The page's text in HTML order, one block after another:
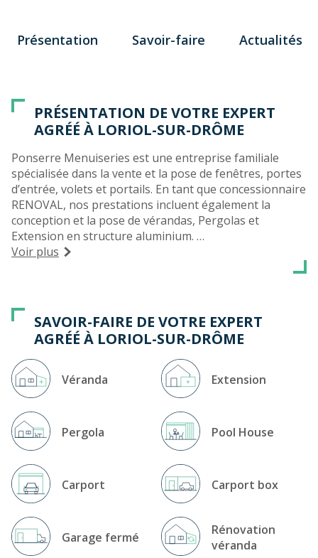
Présentation Savoir-faire Actualités
PRÉSENTATION DE VOTRE EXPERT
AGRÉÉ À LORIOL-SUR-DRÔME
Ponserre Menuiseries est une entreprise familiale
spécialisée dans la vente et la pose de fenêtres, portes
d’entrée, volets et portails. En tant que concessionnaire
RENOVAL, nos prestations incluent également la
conception et la pose de vérandas, Pergolas et
Extension en structure aluminium.
Depuis plus de 25 ans, nous vous accompagnons et
Rendez-vous dans nos showrooms à la sortie
d’autoroute de Loriol et à Montélimar. Nous vous
accueillerons pour discuter ensemble de votre projet et
vous présenter nos meilleures offres.
Voir plus
SAVOIR-FAIRE DE VOTRE EXPERT
AGRÉÉ À LORIOL-SUR-DRÔME
Véranda Extension
Pergola Pool House
Carport Carport box
Garage fermé
Rénovation
véranda